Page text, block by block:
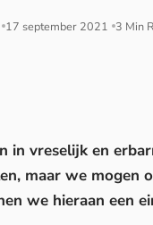
17 september 2021 3 Min
in vreselijk en
maar we mogen
we hieraan een